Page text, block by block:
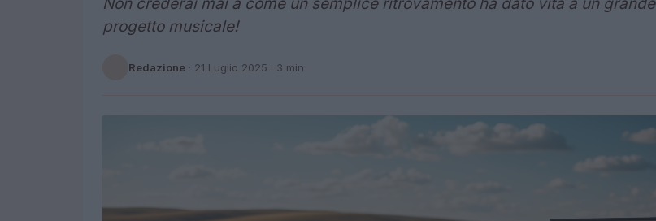
progetto musicale!
Redazione · 21 Luglio 2025 · 3 min